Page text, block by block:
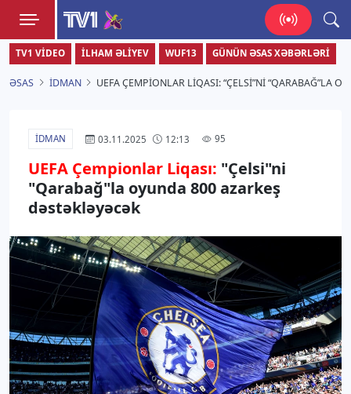
TV1
Zamanı bizimlə yaşa!
TV1 VIDEO İLHAM ƏLIYEV WUF13 GÜNÜN ƏSAS XƏBƏRLƏRI
ƏSAS İDMAN UEFA ÇEMPIONLAR LIQASI: “ÇELSI”NI “QARABAĞ”LA
İDMAN 03.11.2025 12:13 95
UEFA Çempionlar Liqası: "Çelsi"ni
"Qarabağ"la oyunda 800 azarkeş
dəstəkləyəcək